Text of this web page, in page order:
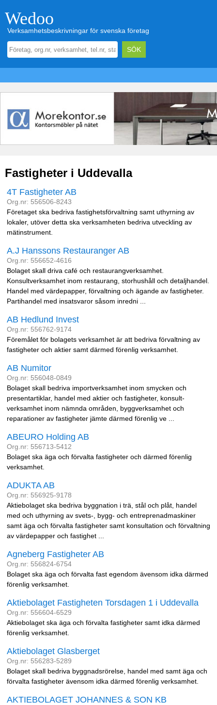
Wedoo
Verksamhetsbeskrivningar för svenska företag
Fastigheter i Uddevalla
4T Fastigheter AB
Org.nr: 556506-8243
Företaget ska bedriva fastighetsförvaltning samt uthyrning av
lokaler, utöver detta ska verksamheten bedriva utveckling av
mätinstrument.
A.J Hanssons Restauranger AB
Org.nr: 556652-4616
Bolaget skall driva café och restaurangverksamhet.
Konsultverksamhet inom restaurang, storhushåll och detaljhandel.
Handel med värdepapper, förvaltning och ägande av fastigheter.
Partihandel med insatsvaror såsom inredni ...
AB Hedlund Invest
Org.nr: 556762-9174
Föremålet för bolagets verksamhet är att bedriva förvaltning av
fastigheter och aktier samt därmed förenlig verksamhet.
AB Numitor
Org.nr: 556048-0849
Bolaget skall bedriva importverksamhet inom smycken och
presentartiklar, handel med aktier och fastigheter, konsult-
verksamhet inom nämnda områden, byggverksamhet och
reparationer av fastigheter jämte därmed förenlig ve ...
ABEURO Holding AB
Org.nr: 556713-5412
Bolaget ska äga och förvalta fastigheter och därmed förenlig
verksamhet.
ADUKTA AB
Org.nr: 556925-9178
Aktiebolaget ska bedriva byggnation i trä, stål och plåt, handel
med och uthyrning av svets-, bygg- och entreprenadmaskiner
samt äga och förvalta fastigheter samt konsultation och förvaltning
av värdepapper och fastighet ...
Agneberg Fastigheter AB
Org.nr: 556824-6754
Bolaget ska äga och förvalta fast egendom ävensom idka därmed
förenlig verksamhet.
Aktiebolaget Fastigheten Torsdagen 1 i Uddevalla
Org.nr: 556604-6529
Aktiebolaget ska äga och förvalta fastigheter samt idka därmed
förenlig verksamhet.
Aktiebolaget Glasberget
Org.nr: 556283-5289
Bolaget skall bedriva byggnadsrörelse, handel med samt äga och
förvalta fastigheter ävensom idka därmed förenlig verksamhet.
AKTIEBOLAGET JOHANNES & SON KB